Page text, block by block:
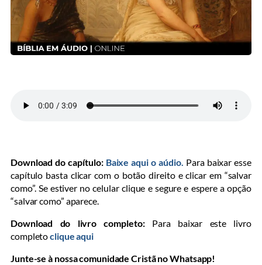
Download do capítulo: Baixe aqui o aúdio. Para baixar esse
capítulo basta clicar com o botão direito e clicar em “salvar
como”. Se estiver no celular clique e segure e espere a opção
“salvar como” aparece.
Download do livro completo: Para baixar este livro
completoclique aqui
Junte-se à nossa comunidade Cristã no Whatsapp!